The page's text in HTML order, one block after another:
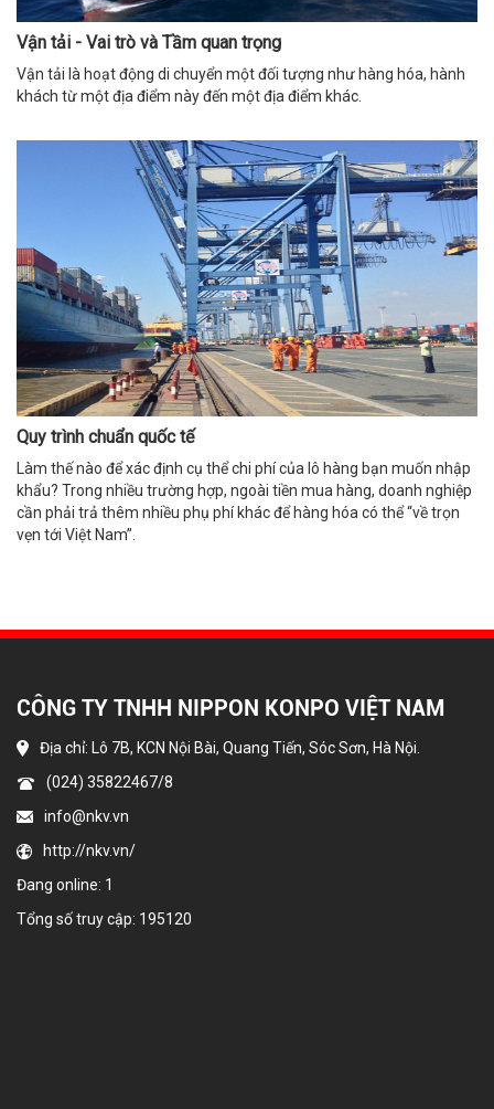
Vận tải - Vai trò và Tầm quan trọng
Vận tải là hoạt động di chuyển một đối tượng như hàng hóa, hành
khách từ một địa điểm này đến một địa điểm khác.
Quy trình chuẩn quốc tế
Làm thế nào để xác định cụ thể chi phí của lô hàng bạn muốn nhập
khẩu? Trong nhiều trường hợp, ngoài tiền mua hàng, doanh nghiệp
cần phải trả thêm nhiều phụ phí khác để hàng hóa có thể “về trọn
vẹn tới Việt Nam”.
CÔNG TY TNHH NIPPON KONPO VIỆT NAM
Địa chỉ: Lô 7B, KCN Nội Bài, Quang Tiến, Sóc Sơn, Hà Nội.
(024) 35822467/8
info@nkv.vn
http://nkv.vn/
Đang online: 1
Tổng số truy cập: 195120